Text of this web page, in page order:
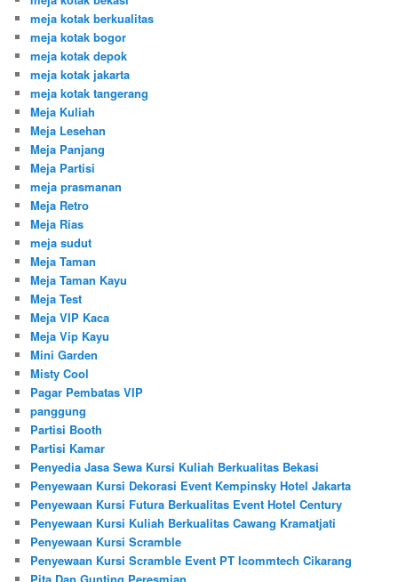
meja kotak berkualitas
meja kotak bogor
meja kotak depok
meja kotak jakarta
meja kotak tangerang
Meja Kuliah
Meja Lesehan
Meja Panjang
Meja Partisi
meja prasmanan
Meja Retro
Meja Rias
meja sudut
Meja Taman
Meja Taman Kayu
Meja Test
Meja VIP Kaca
Meja Vip Kayu
Mini Garden
Misty Cool
Pagar Pembatas VIP
panggung
Partisi Booth
Partisi Kamar
Penyedia Jasa Sewa Kursi Kuliah Berkualitas Bekasi
Penyewaan Kursi Dekorasi Event Kempinsky Hotel Jakarta
Penyewaan Kursi Futura Berkualitas Event Hotel Century
Penyewaan Kursi Kuliah Berkualitas Cawang Kramatjati
Penyewaan Kursi Scramble
Penyewaan Kursi Scramble Event PT Icommtech Cikarang
Pita Dan Gunting Peresmian